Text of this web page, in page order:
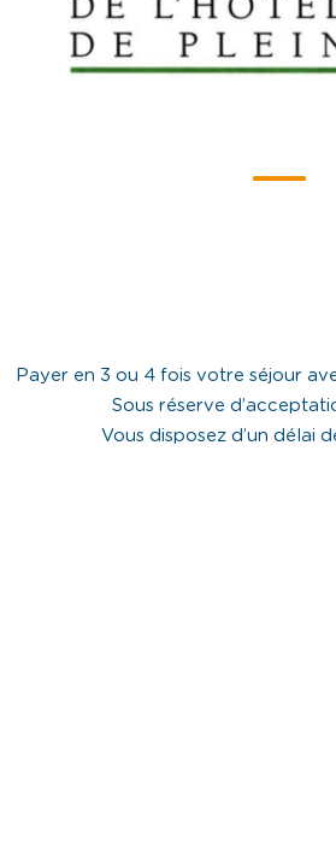
Payer en 3 ou 4 fois votre séjour
Sous réserve
Vous disposez d’un délai